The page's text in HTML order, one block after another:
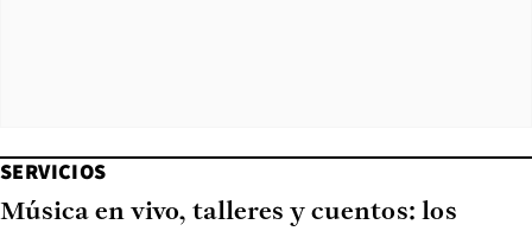
SERVICIOS
Música en vivo, talleres y cuentos: los